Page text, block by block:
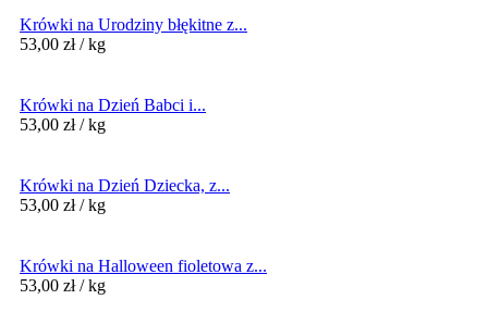
Krówki na Urodziny błękitne z...
53,00 zł / kg
Krówki na Dzień Babci i...
53,00 zł / kg
Krówki na Dzień Dziecka, z...
53,00 zł / kg
Krówki na Halloween fioletowa z...
53,00 zł / kg